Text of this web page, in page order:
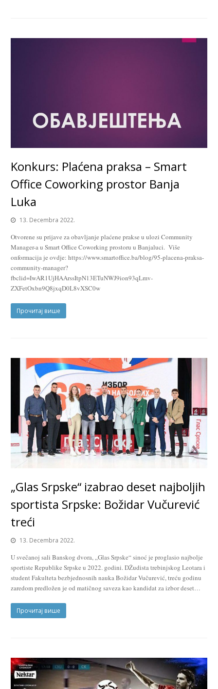
Konkurs: Plaćena praksa – Smart
Office Coworking prostor Banja
Luka
13. Decembra 2022.
Otvorene su prijave za obavljanje plaćene prakse u ulozi Community
Manager-a u Smart Office Coworking prostoru u Banjaluci. Više
onformacija je ovdje: https://www.smartoffice.ba/blog/95-placena-praksa-
community-manager?
fbclid=IwAR1UjHAArssItpN13ETuNWJ9ion93qLmv-
ZXFetOxbn9Q8jxqD0L8vXSC0w
Прочитај више
„Glas Srpske“ izabrao deset najboljih
sportista Srpske: Božidar Vučurević
treći
13. Decembra 2022.
U svečanoj sali Banskog dvora, „Glas Srpske“ sinoć je proglasio najbolje
sportiste Republike Srpske u 2022. godini. DŽudista trebinjskog Leotara i
student Fakulteta bezbjednosnih nauka Božidar Vučurević, treću godinu
zaredom predložen je od matičnog saveza kao kandidat za izbor deset…
Прочитај више